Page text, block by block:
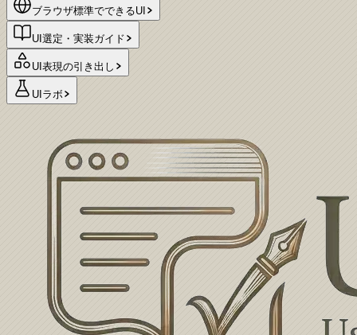
ブラウザ標準でできるUI
UI選定・実装ガイド
UI表現の引き出し
UIラボ